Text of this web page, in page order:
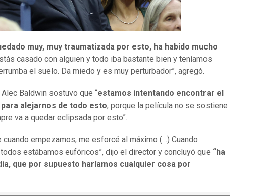
muy, muy traumatizada por esto, ha habido mucho
casado con alguien y todo iba bastante bien y teníamos
el suelo. Da miedo y es muy perturbador”, agregó.
Baldwin sostuvo que “estamos intentando encontrar el
alejarnos de todo esto, porque la película no se sostiene
va a quedar eclipsada por esto”.
cuando empezamos, me esforcé al máximo (…) Cuando
todos estábamos eufóricos”, dijo el director y concluyó que “ha
que por supuesto haríamos cualquier cosa por